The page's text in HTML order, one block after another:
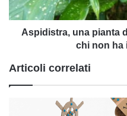
chi
non
verde
Aspidistra, una pianta
chi non ha
Articoli correlati